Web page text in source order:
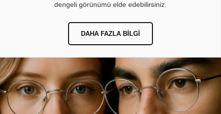
dengeli görünümü elde edebilirsiniz.
DAHA FAZLA BILGI